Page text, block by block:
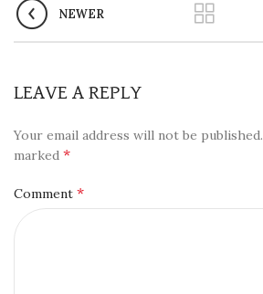
NEWER
LEAVE A REPLY
Your email address will not be published.
marked *
Comment *